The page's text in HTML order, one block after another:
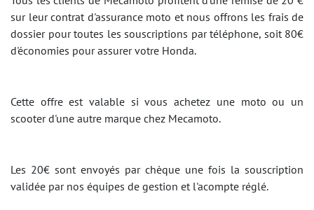
sur leur contrat d'assurance moto et nous offrons les frais de
dossier pour toutes les souscriptions par téléphone, soit 80€
d'économies pour assurer votre Honda.
Cette offre est valable si vous achetez une moto ou un
scooter d'une autre marque chez Mecamoto.
Les 20€ sont envoyés par chèque une fois la souscription
validée par nos équipes de gestion et l'acompte réglé.